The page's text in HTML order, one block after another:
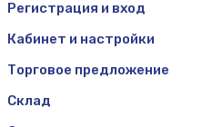
Регистрация и вход
Кабинет и настройки
Торговое предложение
Склад